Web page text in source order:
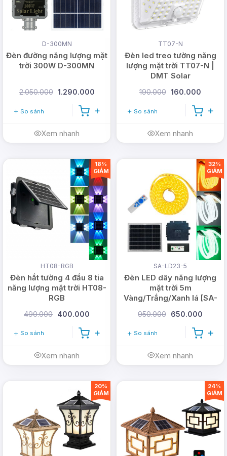
D-300MN
Đèn đường năng lượng mặt
trời 300W D-300MN
2.050.000 1.290.000
So sánh
Xem nhanh
TT07-N
Đèn led treo tường năng
lượng mặt trời TT07-N |
DMT Solar
190.000 160.000
So sánh
Xem nhanh
HT08-RGB
Đèn hắt tường 4 đầu 8 tia
năng lượng mặt trời HT08-
RGB
490.000 400.000
So sánh
Xem nhanh
18%
GIẢM
SA-LD23-5
Đèn LED dây năng lượng
mặt trời 5m
Vàng/Trắng/Xanh lá [SA-
950.000 650.000
So sánh
Xem nhanh
32%
GIẢM
20%
GIẢM
24%
GIẢM